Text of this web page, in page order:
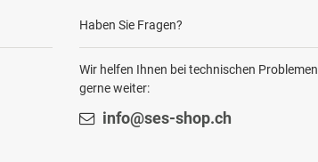
Haben Sie Fragen?
Wir helfen Ihnen bei technischen Problemen
gerne weiter:
info@ses-shop.ch